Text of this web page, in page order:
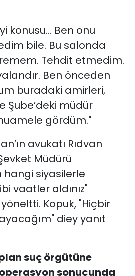
konusu... Ben onu
bile. Bu salonda
Tehdit etmedim.
Ben önceden
buradaki amirleri,
Şube’deki müdür
gördüm."
avukatı Rıdvan
Müdürü
siyasilerle
vaatler aldınız"
Kopuk, "Hiçbir
diey yanıt
suç örgütüne
sonucunda